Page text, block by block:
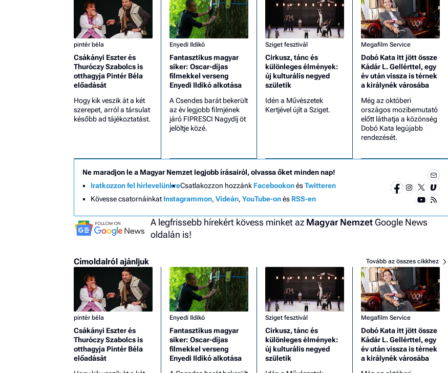
pintér béla
Csákányi Eszter és
Thuróczy Szabolcs is
otthagyja Pintér Béla
előadását
Hogy kik veszik át a két
szerepet, arról a társulat
később ad tájékoztatást.
Enyedi Ildikó
Fantasztikus magyar
siker: Oscar-díjas
filmekkel verseng
Enyedi Ildikó alkotása
A Csendes barát bekerült
az év legjobb filmjének
járó FIPRESCI Nagydíj öt
jelöltje közé.
Sziget fesztivál
Cirkusz, tánc és
különleges élmények:
új kulturális negyed
születik
Idén a Művészetek
Kertjével újít a Sziget.
Megafilm Service
Dobó Kata itt jött össze
Kádár L. Gellérttel, egy
év után vissza is térnek
a királynék városába
Még az októberi
országos mozibemutató
előtt láthatja a közönség
Dobó Kata legújabb
rendezését.
Ne maradjon le a Magyar Nemzet legjobb írásairól, olvassa őket minden nap!
Iratkozzon fel hírlevelünkreCsatlakozzon hozzánk FacebookonésTwitteren
Kövesse csatornáinkat Instagrammon, Videán, YouTube-onés RSS-en
A legfrissebb hírekért kövess minket az Magyar NemzetGoogle News
oldalán is!
Címoldalról ajánljuk Tovább az összes cikkhez
pintér béla
Csákányi Eszter és
Thuróczy Szabolcs is
otthagyja Pintér Béla
előadását
Enyedi Ildikó
Fantasztikus magyar
siker: Oscar-díjas
filmekkel verseng
Enyedi Ildikó alkotása
Sziget fesztivál
Cirkusz, tánc és
különleges élmények:
új kulturális negyed
születik
Megafilm Service
Dobó Kata itt jött össze
Kádár L. Gellérttel, egy
év után vissza is térnek
a királynék városába